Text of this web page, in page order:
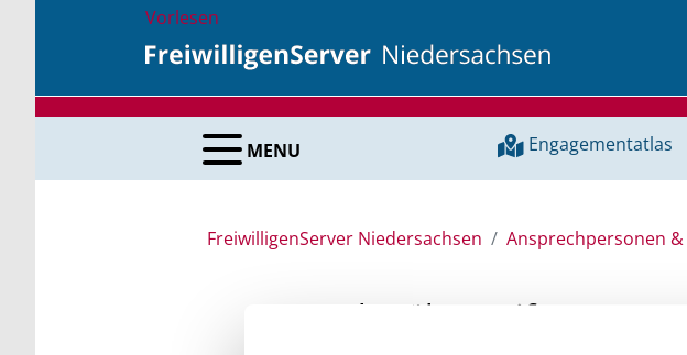
Vorlesen
MENU Engagementatlas
FreiwilligenServer Niedersachsen Ansprechpersonen
Suche über Stiftungen